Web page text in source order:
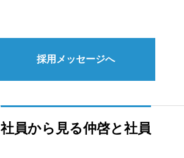
採用メッセージへ
社員から見る仲啓と社員